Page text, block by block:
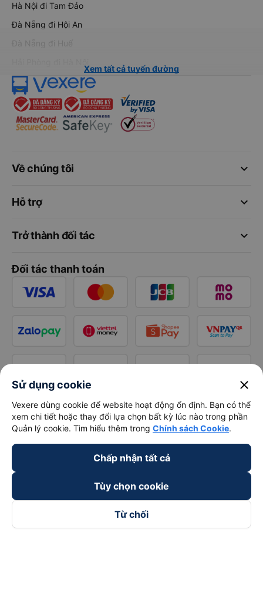
Hà Nội đi Tam Đảo
Đà Nẵng đi Hội An
Đà Nẵng đi Huế
Xem tất cả tuyến đường
keyboard_arrow_down
Về chúng tôi
keyboard_arrow_down
Hỗ trợ
keyboard_arrow_down
Trở thành đối tác
Đối tác thanh toán
Sử dụng cookie close
Vexere dùng cookie để website hoạt động ổn định. Bạn có thể
xem chi tiết hoặc thay đổi lựa chọn bất kỳ lúc nào trong phần
Quản lý cookie. Tìm hiểu thêm trong Chính sách Cookie.
Chấp nhận tất cả
Tùy chọn cookie
Từ chối